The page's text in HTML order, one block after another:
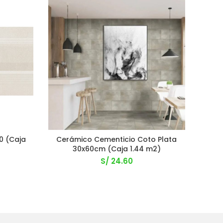
(Caja
Cerámico Cementicio Coto Plata
30x60cm (Caja 1.44 m2)
S/24.60